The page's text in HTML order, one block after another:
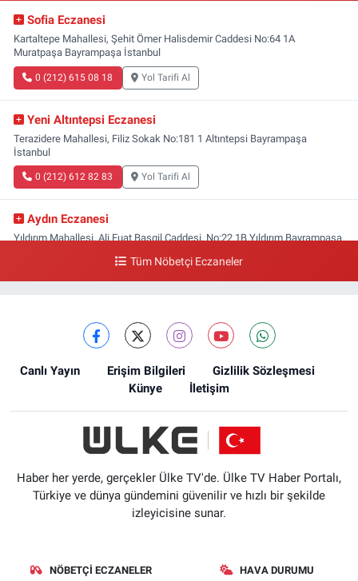
Sofia Eczanesi
Kartaltepe Mahallesi, Şehit Ömer Halisdemir Caddesi No:64 1A
Muratpaşa Bayrampaşa İstanbul
0 (212) 615 08 18 Yol Tarifi Al
Yeni Altıntepsi Eczanesi
Terazidere Mahallesi, Filiz Sokak No:181 1 Altıntepsi Bayrampaşa
İstanbul
0 (212) 612 82 83 Yol Tarifi Al
Aydın Eczanesi
Yıldırım Mahallesi, Ali Fuat Başgil Caddesi, No:22 1B Yıldırım Bayrampaşa
Tüm Nöbetçi Eczaneler
Canlı Yayın Erişim Bilgileri
Gizlilik Sözleşmesi
Künye
İletişim
Haber her yerde, gerçekler Ülke TV'de. Ülke TV Haber Portalı,
Türkiye ve dünya gündemini güvenilir ve hızlı bir şekilde
izleyicisine sunar.
NÖBETÇI ECZANELER HAVA DURUMU